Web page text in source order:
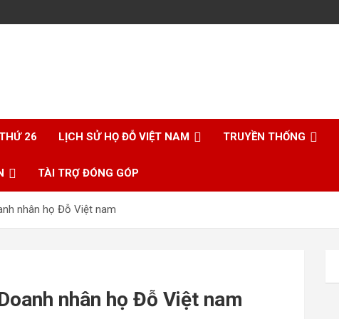
26 LỊCH SỬ HỌ ĐỖ VIỆT NAM TRUYỀN THỐNG
TÀI TRỢ ĐÓNG GÓP
nhân họ Đỗ Việt nam
nhân họ Đỗ Việt nam